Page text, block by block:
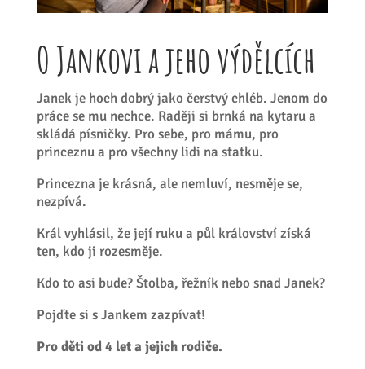
O Jankovi a jeho výdělcích
Janek je hoch dobrý jako čerstvý chléb. Jenom do
práce se mu nechce. Raději si brnká na kytaru a
skládá písničky. Pro sebe, pro mámu, pro
princeznu a pro všechny lidi na statku.
Princezna je krásná, ale nemluví, nesměje se,
nezpívá.
Král vyhlásil, že její ruku a půl království získá
ten, kdo ji rozesměje.
Kdo to asi bude? Štolba, řežník nebo snad Janek?
Pojďte si s Jankem zazpívat!
Pro děti od 4 let a jejich rodiče.